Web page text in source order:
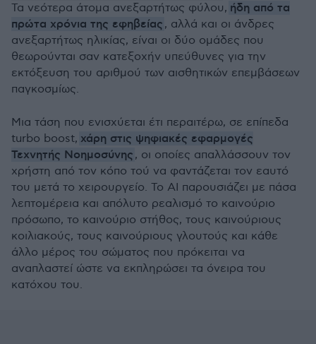
Τα νεότερα άτομα ανεξαρτήτως φύλου, ήδη από τα
πρώτα χρόνια της εφηβείας , αλλά και οι άνδρες
ανεξαρτήτως ηλικίας, είναι οι δύο ομάδες που
θεωρούνται σαν κατεξοχήν υπεύθυνες για την
εκτόξευση του αριθμού των αισθητικών επεμβάσεων
παγκοσμίως.
Μια τάση που ενισχύεται έτι περαιτέρω, σε επίπεδα
turbo boost, χάρη στις ψηφιακές εφαρμογές
Τεχνητής Νοημοσύνης , οι οποίες απαλλάσσουν τον
χρήστη από τον κόπο τού να φαντάζεται τον εαυτό
του μετά το χειρουργείο. Το ΑΙ παρουσιάζει με πάσα
λεπτομέρεια και απόλυτο ρεαλισμό το καινούριο
πρόσωπο, το καινούριο στήθος, τους καινούριους
κοιλιακούς, τους καινούριους γλουτούς και κάθε
άλλο μέρος του σώματος που πρόκειται να
αναπλαστεί ώστε να εκπληρώσει τα όνειρα του
κατόχου του.